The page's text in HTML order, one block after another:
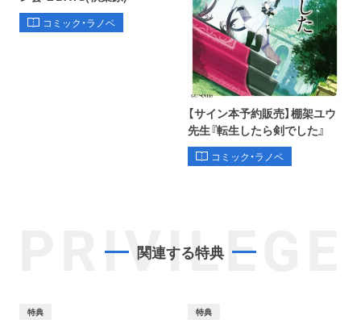
コミック・ラノベ
【サイン本予約販売】棚架ユウ
先生『転生したら剣でした』
コミック・ラノベ
PRIVILEGE
関連する特典
特典 特典